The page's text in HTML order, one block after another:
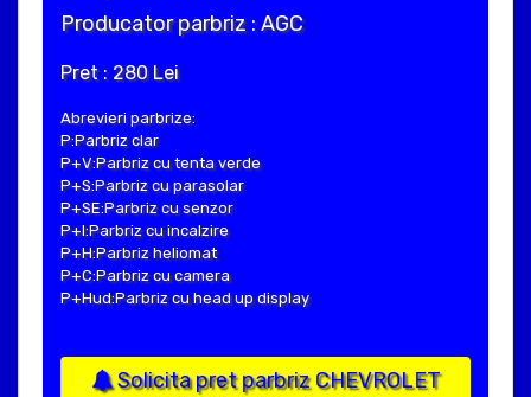
Producator parbriz : AGC
Pret : 280 Lei
Abrevieri parbrize:
P:Parbriz clar
P+V:Parbriz cu tenta verde
P+S:Parbriz cu parasolar
P+SE:Parbriz cu senzor
P+I:Parbriz cu incalzire
P+H:Parbriz heliomat
P+C:Parbriz cu camera
P+Hud:Parbriz cu head up display
Solicita pret parbriz CHEVROLET